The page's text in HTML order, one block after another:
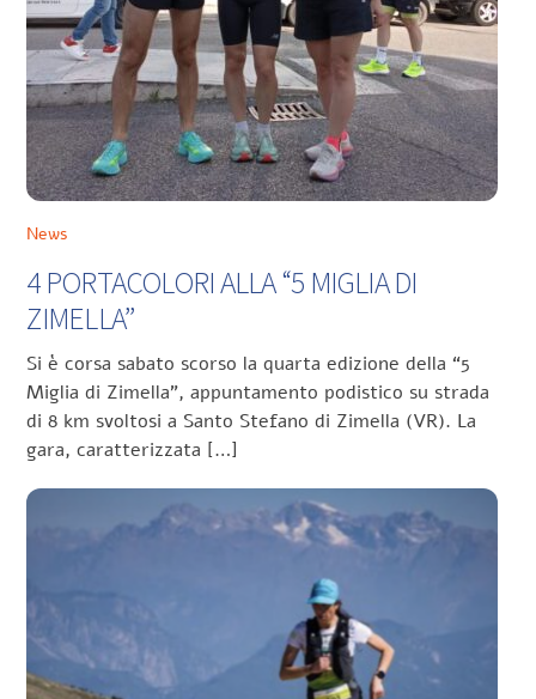
News
4 PORTACOLORI ALLA “5 MIGLIA DI
ZIMELLA”
Si è corsa sabato scorso la quarta edizione della “5
Miglia di Zimella”, appuntamento podistico su strada
di 8 km svoltosi a Santo Stefano di Zimella (VR). La
gara, caratterizzata […]